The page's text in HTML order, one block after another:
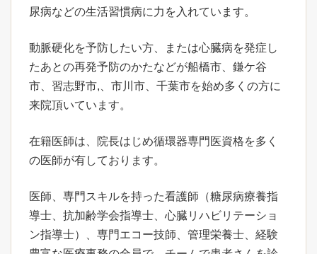
尿病などの生活習慣病に力を入れています。
動脈硬化を予防したい方、または心臓病を発症し
たあとの再発予防のかたなどが船橋市、鎌ケ谷
市、習志野市,、市川市、千葉市を始め多くの方に
来院頂いています。
在籍医師は、院長はじめ循環器専門医資格を多く
の医師が有しております。
医師、専門スキルを持った看護師（糖尿病療養指
導士、抗加齢学会指導士、心臓リハビリテーショ
ン指導士）、専門エコー技師、管理栄養士、経験